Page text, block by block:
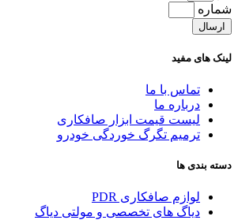
شماره
ارسال
لینک های مفید
تماس با ما
درباره ما
لیست قیمت ابزار صافکاری
ترمیم تگرگ خوردگی خودرو
دسته بندی ها
لوازم صافکاری PDR
دیاگ های تخصصی و مولتی دیاگ